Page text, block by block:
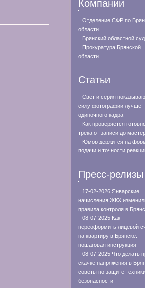
Компании
Отделение СФР по
области
Брянский областной суд
Прокуратура Брянской
области
Статьи
Свет и серия
силу фотографии лучше
одиночного кадра
Как проверяется
трека от записи до
Юмор держится на
подачи и точности
Пресс-релизы
17-02-2026 Январские
начисления ЖКХ
правила контроля в
08-07-2025 Как
переоформить лицевой
на квартиру в Брянске:
пошаговая инструкция
08-07-2025 Что делать
скачке напряжения в
советы по защите
безопасности